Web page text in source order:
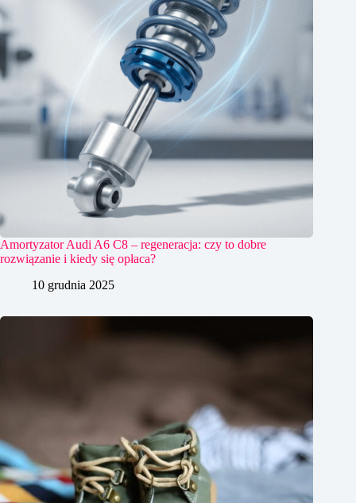
Amortyzator Audi A6 C8 – regeneracja: czy to dobre
rozwiązanie i kiedy się opłaca?
10 grudnia 2025